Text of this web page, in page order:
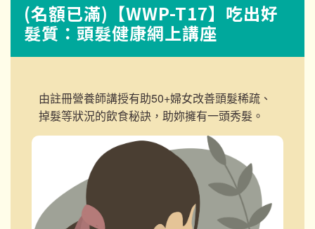
(名額已滿)【WWP-T17】吃出好
髮質：頭髮健康網上講座
由註冊營養師講授有助50+婦女改善頭髮稀疏、
掉髮等狀況的飲食秘訣，助妳擁有一頭秀髮。